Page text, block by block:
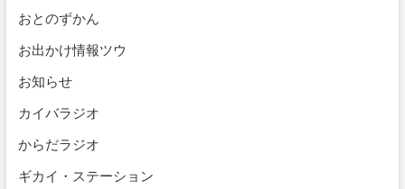
おとのずかん
お出かけ情報ツウ
お知らせ
カイバラジオ
からだラジオ
ギカイ・ステーション